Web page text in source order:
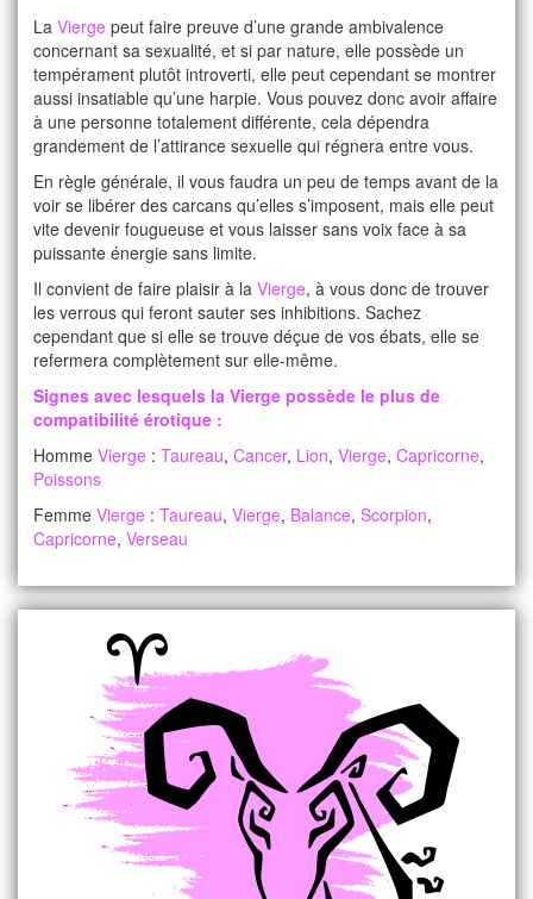
La Vierge peut faire preuve d’une grande ambivalence
concernant sa sexualité, et si par nature, elle possède un
tempérament plutôt introverti, elle peut cependant se montrer
aussi insatiable qu’une harpie. Vous pouvez donc avoir affaire
à une personne totalement différente, cela dépendra
grandement de l’attirance sexuelle qui régnera entre vous.
En règle générale, il vous faudra un peu de temps avant de la
voir se libérer des carcans qu’elles s’imposent, mais elle peut
vite devenir fougueuse et vous laisser sans voix face à sa
puissante énergie sans limite.
Il convient de faire plaisir à la Vierge, à vous donc de trouver
les verrous qui feront sauter ses inhibitions. Sachez
cependant que si elle se trouve déçue de vos ébats, elle se
refermera complètement sur elle-même.
Signes avec lesquels la Vierge possède le plus de
compatibilité érotique :
Homme Vierge : Taureau, Cancer, Lion, Vierge, Capricorne,
Poissons
Femme Vierge : Taureau, Vierge, Balance, Scorpion,
Capricorne, Verseau